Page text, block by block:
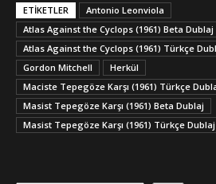
ETİKETLER
Antonio Leonviola
Atlas Against the Cyclops (1961) Beta Dublaj
Atlas Against the Cyclops (1961) Türkçe
Gordon Mitchell
Herkül
Maciste Tepegöze Karşı (1961) Türkçe
Masist Tepegöze Karşı (1961) Beta Dublaj
Masist Tepegöze Karşı (1961) Türkçe Dublaj